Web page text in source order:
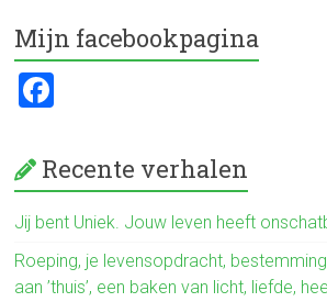
b
er
Mijn facebookpagina
ce
b
o
ok
Recente verhalen
Jij bent Uniek. Jouw leven heeft
Roeping, je levensopdracht,
aan ’thuis’, een baken van licht, liefde,